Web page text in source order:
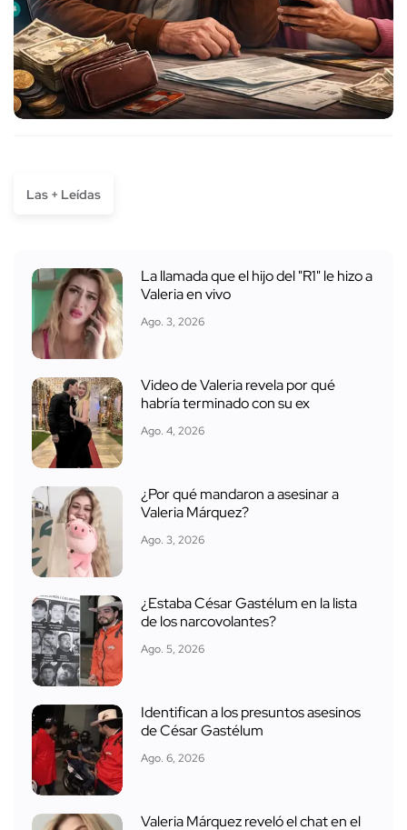
Las + Leídas
La llamada que el hijo del "R1" le hizo a
Valeria en vivo
Ago. 3, 2026
Video de Valeria revela por qué
habría terminado con su ex
Ago. 4, 2026
¿Por qué mandaron a asesinar a
Valeria Márquez?
Ago. 3, 2026
¿Estaba César Gastélum en la lista
de los narcovolantes?
Ago. 5, 2026
Identifican a los presuntos asesinos
de César Gastélum
Ago. 6, 2026
Valeria Márquez reveló el chat en el